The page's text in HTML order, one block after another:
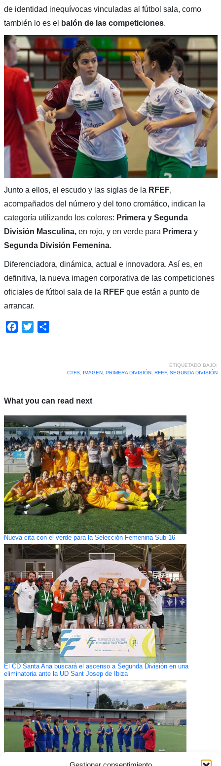
de identidad inequívocas vinculadas al fútbol sala, como
también lo es el
balón de las competiciones.
Junto a ellos, el escudo y las siglas de la RFEF,
acompañados del número y del tono cromático, indican la
categoría utilizando los colores: Primera y Segunda
División Masculina, en rojo, y en verde para Primera y
Segunda División Femenina.
Diferenciadora, dinámica, actual e innovadora. Así es, en
definitiva, la nueva imagen corporativa de las competiciones
oficiales de fútbol sala de la RFEFque están a punto de
arrancar.
Facebook
Twitter
ETIQUETADO BAJO:
CTFS, IMAGEN, PRIMERA DIVISIÓN, RFEF, SEGUNDA DIVISIÓN
What you can read next
Nueva cita con el verde para la Selección Femenina Sub-16
El CD Santa Ana buscará el ascenso a Segunda División en una
eliminatoria ante la UD Sant Josep de Ibiza